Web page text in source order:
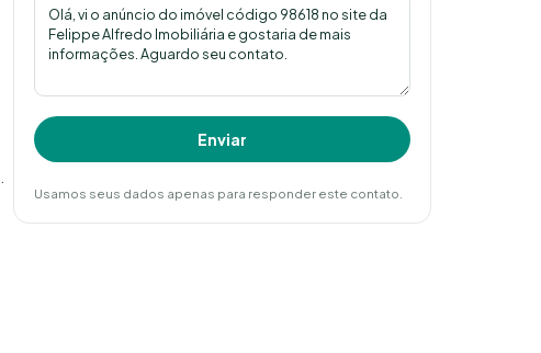
Enviar
Usamos seus dados apenas para responder este contato.